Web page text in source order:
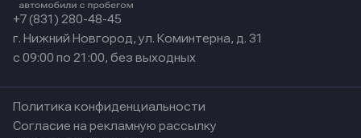
+7 (831) 280-48-45
г. Нижний Новгород, ул. Коминтерна, д. 31
с 09:00 по 21:00, без выходных
Политика конфиденциальности
Согласие на рекламную рассылку